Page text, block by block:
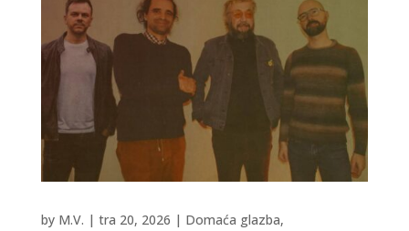
by M.V. | tra 20, 2026 | Domaća glazba,